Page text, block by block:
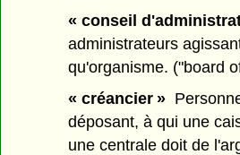
« conseil
administrateurs
qu'organisme. ("board
« créancier »
déposant, à qui une
une centrale doit de